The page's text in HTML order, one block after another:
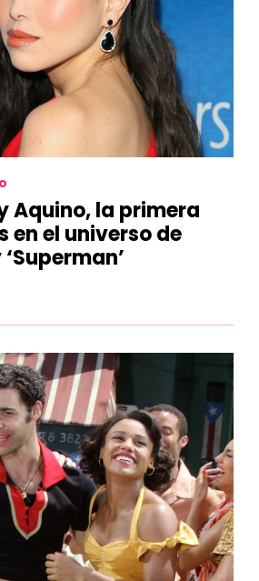
Aquino, la primera
en el universo de